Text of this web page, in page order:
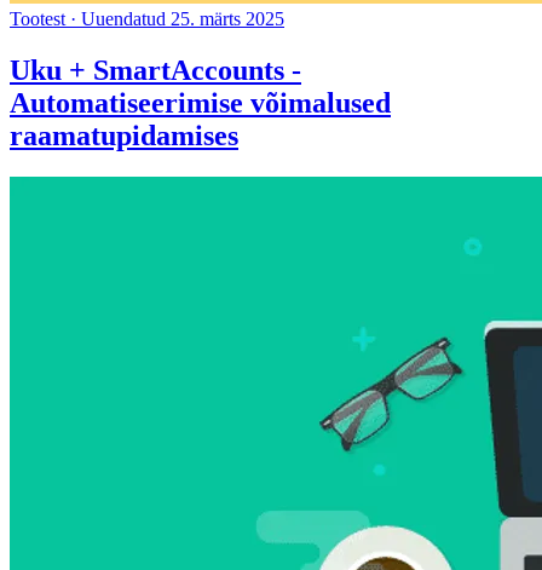
Tootest · Uuendatud 25. märts 2025
Uku + SmartAccounts -
Automatiseerimise võimalused
raamatupidamises